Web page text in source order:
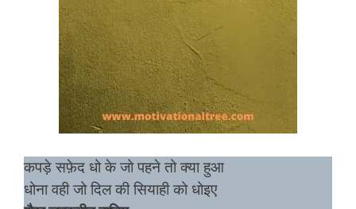
कपड़े सफ़ेद धो के जो पहने तो क्या हुआ
धोना वही जो दिल की सियाही को धोइए